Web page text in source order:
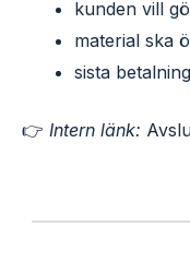
kunden vill
material ska
sista
👉 Intern länk: